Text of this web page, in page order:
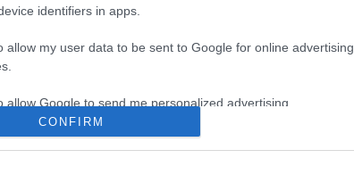
identifiers in apps.
allow my user data to be sent to Google for online advertising
allow Google to send me personalized advertising.
CONFIRM